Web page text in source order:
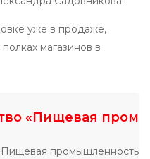
уже в продаже,
магазинов в
«Пищевая
промышленность»